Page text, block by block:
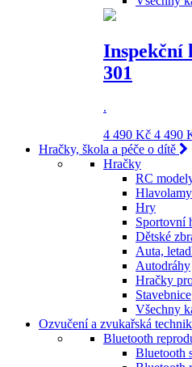
Inspekční
301
.
4 490 Kč 4 490
Hračky, škola a péče o dítě
Hračky
RC
Hlavolamy
Hry
Sportovní
Dětské
Auta,
Autodráhy
Hračky
Stavebnice
Všechny
Ozvučení a zvukařská
Bluetooth
Bluetooth